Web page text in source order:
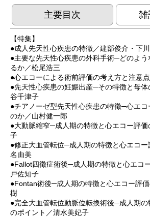
主要目次 雑
【特集】
●成人先天性心疾患の特徴／建部俊介・下
●主要な先天性心疾患の外科手術─どのよ
るか／松尾浩三
●心エコーによる術前評価の考え方と注意
●先天性心疾患の妊娠出産─その特徴と母
谷千津子
●チアノーゼ型先天性心疾患の特徴─心エ
のか／山村健一郎
●大動脈縮窄─成人期の特徴と心エコー評
子
●修正大血管転位─成人期の特徴と心エコ
名由美
●Fallot四徴症術後─成人期の特徴と心エコ
戸佐知子
●Fontan術後─成人期の特徴と心エコー評
樹
●完全大血管転位動脈位転換術後─成人期
のポイント／清水美妃子